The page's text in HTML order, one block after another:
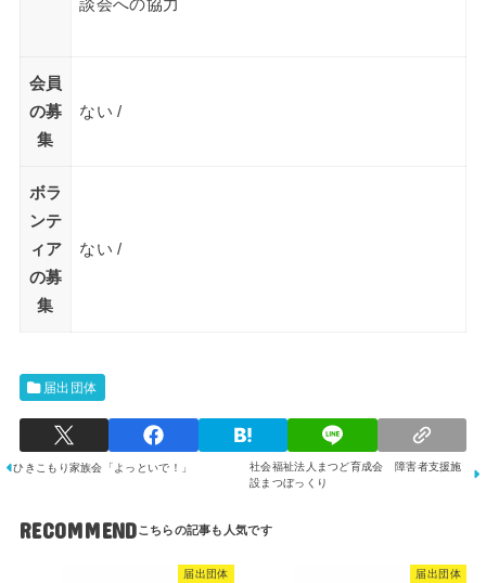
談会への協力
会員
の募
集
ない /
ボラ
ンテ
ィア
の募
集
ない /
届出団体
ひきこもり家族会「よっといで！」
社会福祉法人まつど育成会 障害者支援施
設まつぼっくり
RECOMMEND
届出団体 届出団体